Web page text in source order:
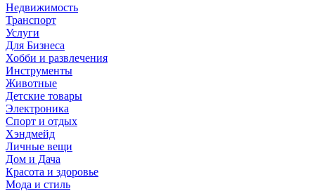
Недвижимость
Транспорт
Услуги
Для Бизнеса
Хобби и развлечения
Инструменты
Животные
Детские товары
Электроника
Спорт и отдых
Хэндмейд
Личные вещи
Дом и Дача
Красота и здоровье
Мода и стиль